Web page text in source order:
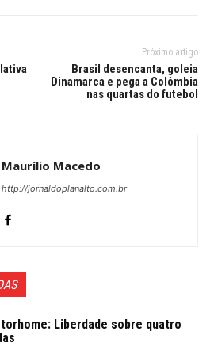
Próximo artigo
Brasil desencanta, goleia
Dinamarca e pega a Colômbia
nas quartas do futebol
Maurílio Macedo
http://jornaldoplanalto.com.br
Liberdade sobre quatro